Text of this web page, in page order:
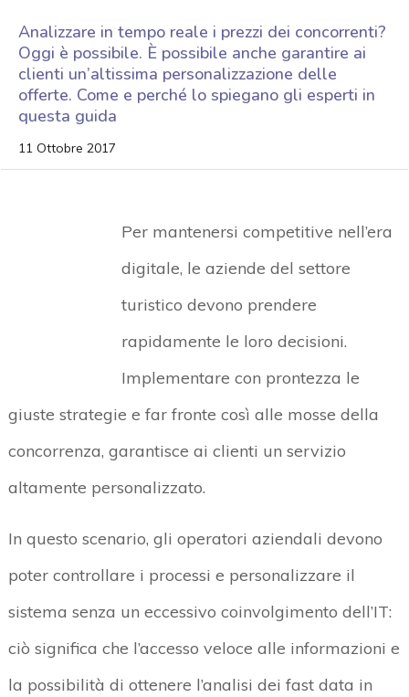
Analizzare in tempo reale i prezzi dei concorrenti?
Oggi è possibile. È possibile anche garantire ai
clienti un’altissima personalizzazione delle
offerte. Come e perché lo spiegano gli esperti in
questa guida
11 Ottobre 2017
Per mantenersi competitive nell’era
digitale, le aziende del settore
turistico devono prendere
rapidamente le loro decisioni.
Implementare con prontezza le
giuste strategie e far fronte così alle mosse della
concorrenza, garantisce ai clienti un servizio
altamente personalizzato.
In questo scenario, gli operatori aziendali devono
poter controllare i processi e personalizzare il
sistema senza un eccessivo coinvolgimento dell’IT:
ciò significa che l’accesso veloce alle informazioni e
la possibilità di ottenere l’analisi dei fast data in